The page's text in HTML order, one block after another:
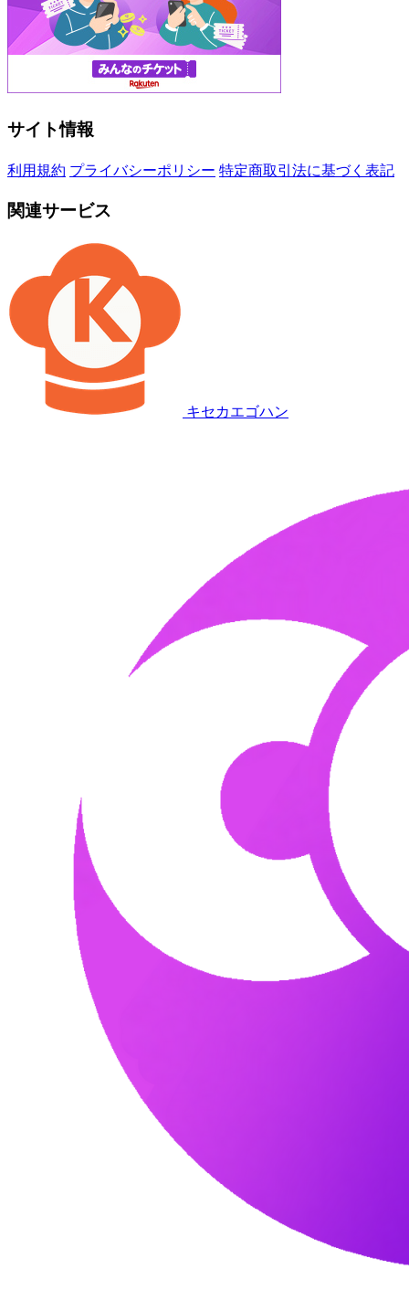
サイト情報
利用規約 プライバシーポリシー 特定商取引法に基づく表記
関連サービス
キセカエゴハン